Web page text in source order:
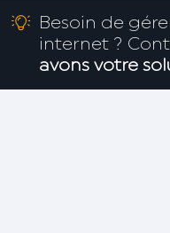
Besoin de
internet ?
avons votre